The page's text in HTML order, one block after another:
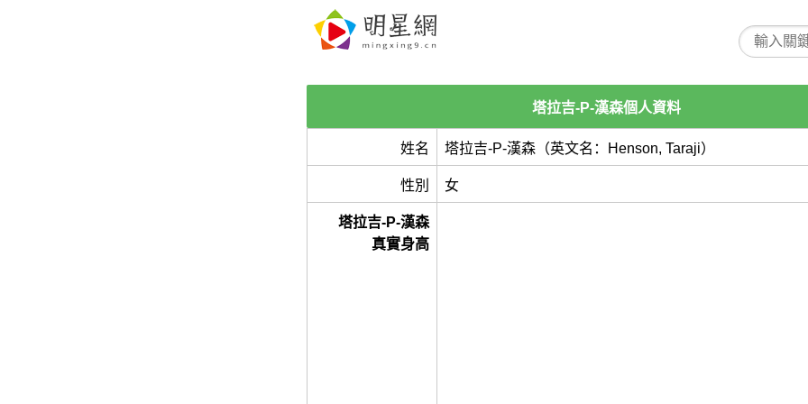
塔拉吉-P-漢森個人資料
姓名 塔拉吉-P-漢森（英文名：Henson, Taraji）
性別 女
塔拉吉-P-漢森
真實身高